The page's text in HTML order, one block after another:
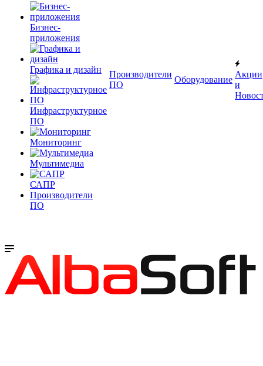
Бизнес-
приложения
Графика и дизайн
Инфраструктурное
ПО
Мониторинг
Мультимедиа
САПР
Производители
ПО
Производители
ПО
Оборудование
Акции
и